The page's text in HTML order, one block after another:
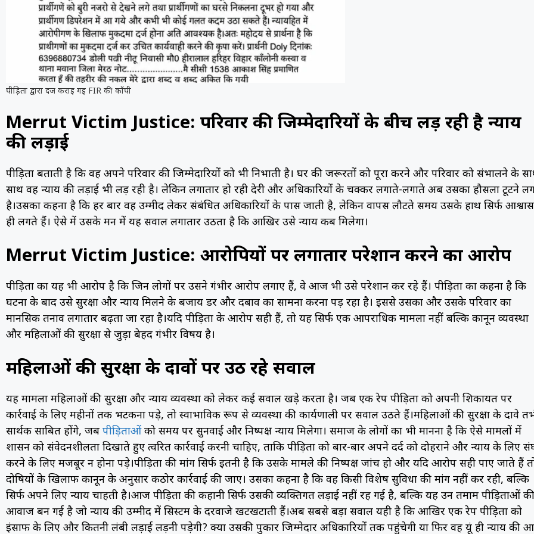
पीड़िता द्वारा दर्ज कराई गई FIR की कॉपी
Merrut Victim Justice: परिवार की जिम्मेदारियों के बीच लड़ रही है न्याय
की लड़ाई
पीड़िता बताती है कि वह अपने परिवार की जिम्मेदारियों को भी निभाती है। घर की जरूरतों को पूरा करने और परिवार को संभालने के
साथ वह न्याय की लड़ाई भी लड़ रही है। लेकिन लगातार हो रही देरी और अधिकारियों के चक्कर लगाते-लगाते अब उसका हौसला टूटने
है।उसका कहना है कि हर बार वह उम्मीद लेकर संबंधित अधिकारियों के पास जाती है, लेकिन वापस लौटते समय उसके हाथ सिर्फ
ही लगते हैं। ऐसे में उसके मन में यह सवाल लगातार उठता है कि आखिर उसे न्याय कब मिलेगा।
Merrut Victim Justice: आरोपियों पर लगातार परेशान करने का आरोप
पीड़िता का यह भी आरोप है कि जिन लोगों पर उसने गंभीर आरोप लगाए हैं, वे आज भी उसे परेशान कर रहे हैं। पीड़िता का कहना है कि
घटना के बाद उसे सुरक्षा और न्याय मिलने के बजाय डर और दबाव का सामना करना पड़ रहा है। इससे उसका और उसके परिवार का
मानसिक तनाव लगातार बढ़ता जा रहा है।यदि पीड़िता के आरोप सही हैं, तो यह सिर्फ एक आपराधिक मामला नहीं बल्कि कानून व्यवस्था
और महिलाओं की सुरक्षा से जुड़ा बेहद गंभीर विषय है।
महिलाओं की सुरक्षा के दावों पर उठ रहे सवाल
यह मामला महिलाओं की सुरक्षा और न्याय व्यवस्था को लेकर कई सवाल खड़े करता है। जब एक रेप पीड़िता को अपनी शिकायत पर
कार्रवाई के लिए महीनों तक भटकना पड़े, तो स्वाभाविक रूप से व्यवस्था की कार्यप्रणाली पर सवाल उठते हैं।महिलाओं की सुरक्षा के दावे
सार्थक साबित होंगे, जब पीड़िताओंको समय पर सुनवाई और निष्पक्ष न्याय मिलेगा। समाज के लोगों का भी मानना है कि ऐसे मामलों में
प्रशासन को संवेदनशीलता दिखाते हुए त्वरित कार्रवाई करनी चाहिए, ताकि पीड़िता को बार-बार अपने दर्द को दोहराने और न्याय के लिए
करने के लिए मजबूर न होना पड़े।पीड़िता की मांग सिर्फ इतनी है कि उसके मामले की निष्पक्ष जांच हो और यदि आरोप सही पाए जाते हैं
दोषियों के खिलाफ कानून के अनुसार कठोर कार्रवाई की जाए। उसका कहना है कि वह किसी विशेष सुविधा की मांग नहीं कर रही, बल्कि
सिर्फ अपने लिए न्याय चाहती है।आज पीड़िता की कहानी सिर्फ उसकी व्यक्तिगत लड़ाई नहीं रह गई है, बल्कि यह उन तमाम पीड़िताओं की
आवाज बन गई है जो न्याय की उम्मीद में सिस्टम के दरवाजे खटखटाती हैं।अब सबसे बड़ा सवाल यही है कि आखिर एक रेप पीड़िता को
इंसाफ के लिए और कितनी लंबी लड़ाई लड़नी पड़ेगी? क्या उसकी पुकार जिम्मेदार अधिकारियों तक पहुंचेगी या फिर वह यूं ही न्याय की